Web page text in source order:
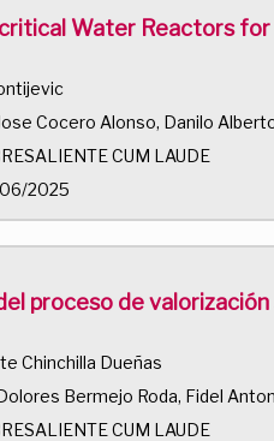
Water Reactors
Cocero Alonso, Danilo
CUM LAUDE
2025
proceso de
Chinchilla Dueñas
Bermejo Roda, Fidel
CUM LAUDE